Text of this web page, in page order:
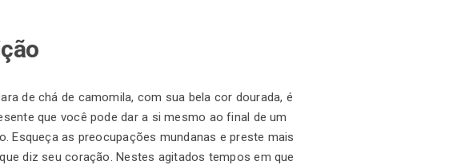
de chá de camomila, com sua bela cor dourada, é
que você pode dar a si mesmo ao final de um
Esqueça as preocupações mundanas e preste mais
diz seu coração. Nestes agitados tempos em que